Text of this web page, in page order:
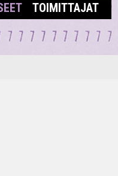
TOIMITTAJAT